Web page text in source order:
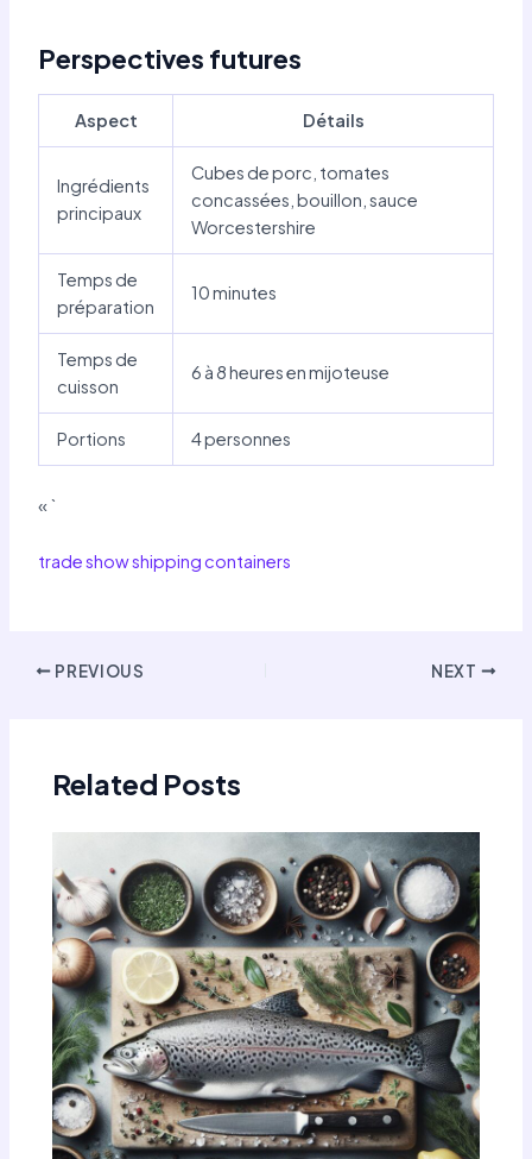
Perspectives futures
Aspect Détails
Ingrédients
principaux
Cubes de porc, tomates
concassées, bouillon, sauce
Worcestershire
Temps de
préparation
10 minutes
Temps de
cuisson
6 à 8 heures en mijoteuse
Portions 4 personnes
« `
trade show shipping containers
Post PREVIOUS NEXT
Related Posts